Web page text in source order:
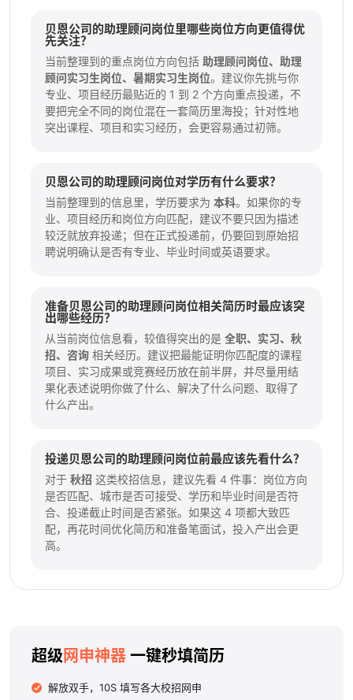
贝恩公司的助理顾问岗位里哪些岗位方向更值得优
先关注？
当前整理到的重点岗位方向包括 助理顾问岗位、助理
顾问实习生岗位、暑期实习生岗位。建议你先挑与你
专业、项目经历最贴近的 1 到 2 个方向重点投递，不
要把完全不同的岗位混在一套简历里海投；针对性地
突出课程、项目和实习经历，会更容易通过初筛。
贝恩公司的助理顾问岗位对学历有什么要求？
当前整理到的信息里，学历要求为 本科。如果你的专
业、项目经历和岗位方向匹配，建议不要只因为描述
较泛就放弃投递；但在正式投递前，仍要回到原始招
聘说明确认是否有专业、毕业时间或英语要求。
准备贝恩公司的助理顾问岗位相关简历时最应该突
出哪些经历？
从当前岗位信息看，较值得突出的是 全职、实习、秋
招、咨询 相关经历。建议把最能证明你匹配度的课程
项目、实习成果或竞赛经历放在前半屏，并尽量用结
果化表述说明你做了什么、解决了什么问题、取得了
什么产出。
投递贝恩公司的助理顾问岗位前最应该先看什么？
对于 秋招 这类校招信息，建议先看 4 件事：岗位方向
是否匹配、城市是否可接受、学历和毕业时间是否符
合、投递截止时间是否紧张。如果这 4 项都大致匹
配，再花时间优化简历和准备笔面试，投入产出会更
高。
超级网申神器 一键秒填简历
解放双手，10S 填写各大校招网申